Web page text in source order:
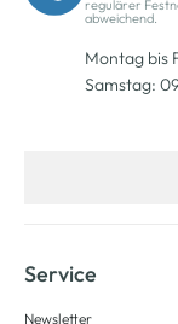
regulärer
abweichend.
Montag bis
Samstag:
Service
Newsletter